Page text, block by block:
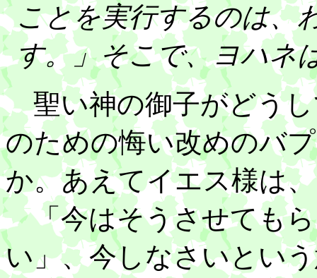
ことを実行するのは、
す。」そこで、ヨハネ
聖い神の御子がどうし
のための悔い改めのバ
か。あえてイエス様は
「今はそうさせてもら
い」、今しなさいとい